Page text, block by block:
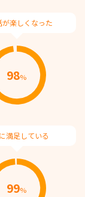
が楽しくなった
98%
満⾜している
99%